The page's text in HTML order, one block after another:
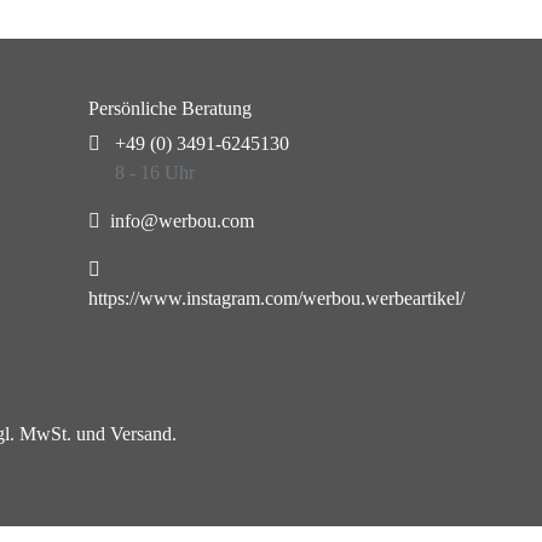
Persönliche Beratung
+49 (0) 3491-6245130
8 - 16 Uhr
info@werbou.com
https://www.instagram.com/werbou.werbeartikel/
MwSt. und Versand.